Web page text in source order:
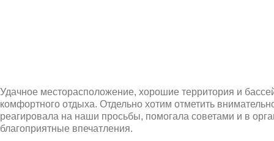
Удачное месторасположение, хорошие территория и
комфортного отдыха. Отдельно хотим отметить
реагировала на наши просьбы, помогала советами и в
благоприятные впечатления.